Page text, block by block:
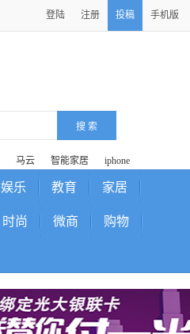
登陆 注册 投稿 手机版
马云 智能家居 iphone
娱乐 教育 家居
时尚 微商 购物